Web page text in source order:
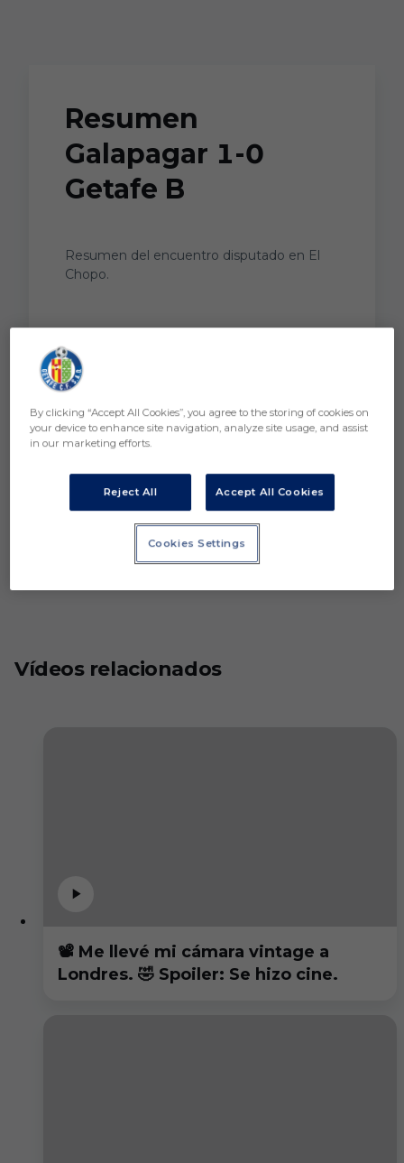
Resumen
Galapagar 1-0
Getafe B
Resumen del encuentro disputado en El
Chopo.
Vídeos relacionados
📽️ Me llevé mi cámara vintage a
Londres. 🤣 Spoiler: Se hizo cine.
By clicking “Accept All Cookies”, you agree to the storing of cookies on
your device to enhance site navigation, analyze site usage, and assist
in our marketing efforts.
Reject All Accept All Cookies
Cookies Settings